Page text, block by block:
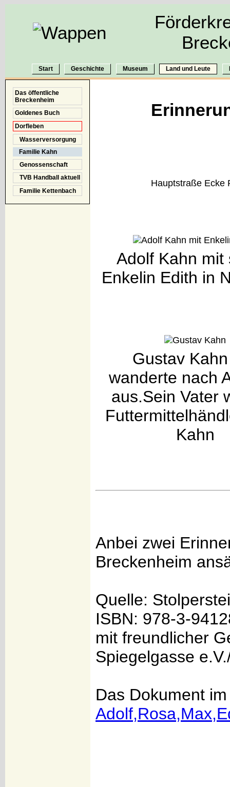
Start Geschichte Museum Land und Leute
Das öffentliche
Breckenheim
Goldenes Buch
Dorfleben
Wasserversorgung
Familie Kahn
Genossenschaft
TVB Handball aktuell
Familie Kettenbach
Hauptstraße Ecke
Adolf Kahn mit
Enkelin Edith in
Gustav
wanderte nach
aus.Sein Vater
Kahn
Anbei zwei
Breckenheim
Quelle:
ISBN: 978-3-
mit freundlicher
Spiegelgasse
Das Dokument